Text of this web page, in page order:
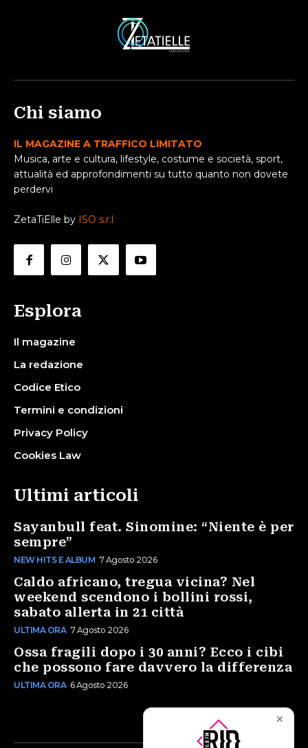
Chi siamo
IL MAGAZINE A TRAFFICO LIMITATO
Musica, arte e cultura, lifestyle, costume e società, sport,
attualità ed approfondimenti su tutto quanto non dovete
perdervi
ZetaTiElle by ISO s.r.l
Esplora
Il magazine
La redazione
Codice Etico
Termini e condizioni
Privacy Policy
Cookies Law
Ultimi articoli
Sayanbull feat. Sinomine: “Niente è per
sempre”
NEW HITS E ALBUM 7 Agosto 2026
Caldo africano, tregua vicina? Nel
weekend scendono i bollini rossi,
sabato allerta in 21 città
ULTIMA ORA 7 Agosto 2026
Ossa fragili dopo i 30 anni? Ecco i cibi
che possono fare davvero la differenza
ULTIMA ORA 6 Agosto 2026
✕